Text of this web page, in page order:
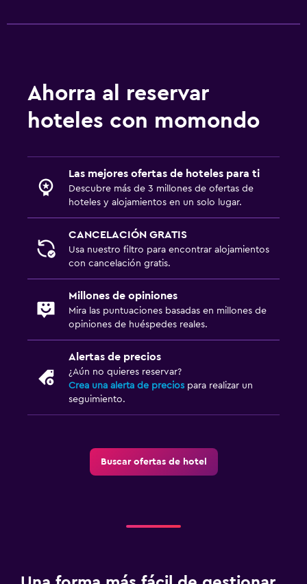
Ahorra al reservar
hoteles con momondo
Las mejores ofertas de hoteles para ti
Descubre más de 3 millones de ofertas de
hoteles y alojamientos en un solo lugar.
CANCELACIÓN GRATIS
Usa nuestro filtro para encontrar alojamientos
con cancelación gratis.
Millones de opiniones
Mira las puntuaciones basadas en millones de
opiniones de huéspedes reales.
Alertas de precios
¿Aún no quieres reservar?
Crea una alerta de precios para realizar un
seguimiento.
Buscar ofertas de hotel